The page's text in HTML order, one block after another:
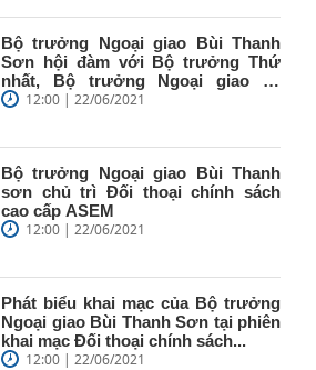
Bộ trưởng Ngoại giao Bùi Thanh
Sơn hội đàm với Bộ trưởng Thứ
nhất, Bộ trưởng Ngoại giao và
Phát...12:00 | 22/06/2021
Bộ trưởng Ngoại giao Bùi Thanh
sơn chủ trì Đối thoại chính sách
cao cấp ASEM
12:00 | 22/06/2021
Phát biểu khai mạc của Bộ trưởng
Ngoại giao Bùi Thanh Sơn tại phiên
khai mạc Đối thoại chính sách...
12:00 | 22/06/2021